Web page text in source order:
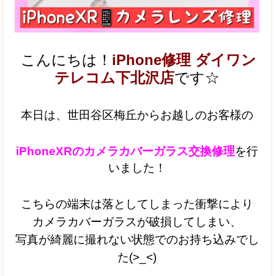
こんにちは！ iPhone修理 ダイワン
テレコム下北沢店です☆
本日は、世田谷区梅丘からお越しのお客様の
iPhoneXRのカメラカバーガラス交換修理を行
いました！
こちらの端末は落としてしまった衝撃により
カメラカバーガラスが破損してしまい、
写真が綺麗に撮れない状態でのお持ち込みでし
た(>_<)